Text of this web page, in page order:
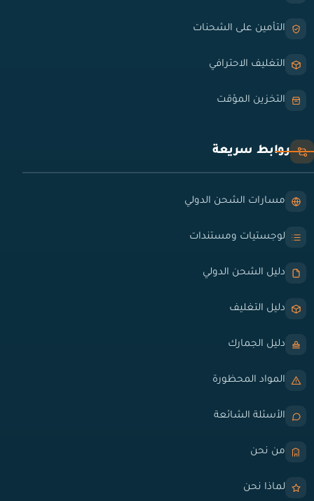
التأمين على الشحنات
التغليف الاحترافي
التخزين المؤقت
روابط سريعة
مسارات الشحن الدولي
لوجستيات ومستندات
دليل الشحن الدولي
دليل التغليف
دليل الجمارك
المواد المحظورة
الأسئلة الشائعة
من نحن
لماذا نحن